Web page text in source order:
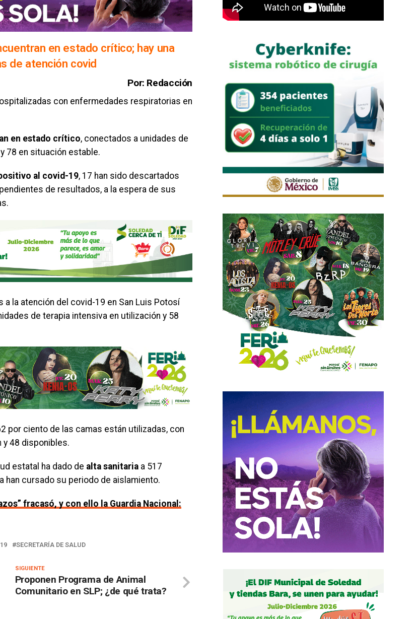
en estado crítico; hay una
de atención covid
Por: Redacción
con enfermedades respiratorias en
en estado crítico, conectados a unidades de
78 en situación estable.
al covid-19, 17 han sido descartados
de resultados, a la espera de sus
la atención del covid-19 en San Luis Potosí
de terapia intensiva en utilización y 58
por ciento de las camas están utilizadas, con
y 48 disponibles.
estatal ha dado de alta sanitaria a 517
han cursado su periodo de aislamiento.
fracasó, y con ello la Guardia Nacional:
SECRETARÍA DE SALUD
SIGUIENTE
Proponen Programa de Animal
Comunitario en SLP; ¿de qué trata?